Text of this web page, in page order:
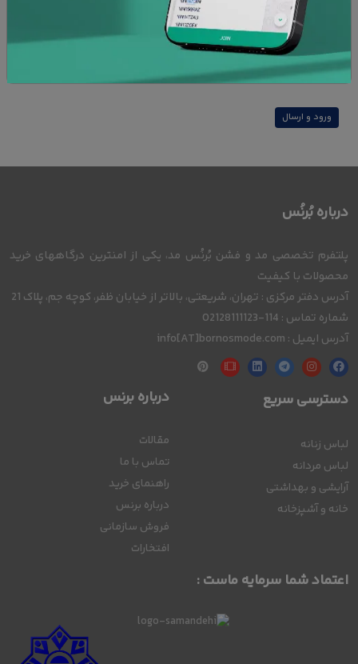
افزودن به علاقه مندی ها
نظرات
ورود و ارسال
درباره بُرنُس
پلتفرم تخصصی مد و فشن بُرنُس مد، یکی از امنترین درگاههای خرید
محصولات با کیفیت
آدرس دفتر مرکزی : تهران، شریعتی، بالاتر از خیابان ظفر، کوچه جم، پلاک 21
شماره تماس : 114-02128111123
آدرس ایمیل : info[AT]bornosmode.com
دسترسی سریع
لباس زنانه
لباس مردانه
آرایشی و بهداشتی
خانه و آشپزخانه
درباره برنس
مقالات
تماس با ما
راهنمای خرید
درباره برنس
فروش سازمانی
افتخارات
اعتماد شما سرمایه ماست :